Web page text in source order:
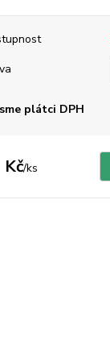
plátci DPH
Kč/ks